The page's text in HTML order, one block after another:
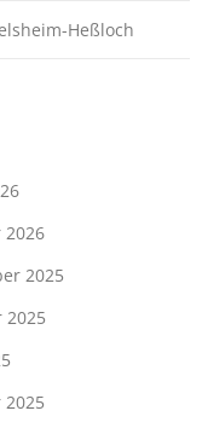
Heßloch
2026
2025
2025
2025